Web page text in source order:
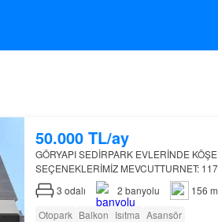
50.000 TL/ay
GÖRYAPI SEDİRPARK EVLERİNDE
SEÇENEKLERİMİZ MEVCUTTURNET:
ÖZELLİKLERİ C35 BETON KULLANIMI
KİRİŞ SİSTEMİ PARATONER KORUMA
3 odalı 2 banyolu
156
Otopark Balkon Isıtma Asansör